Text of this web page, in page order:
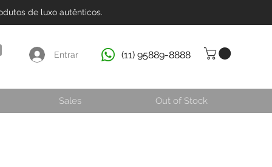
de luxo autênticos.
Entrar (11) 95889-8888
Sales Out of Stock